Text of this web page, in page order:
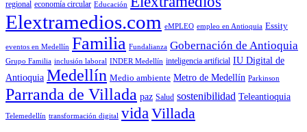
regional economía circular Educación
Elextramedios.com eMPLEO empleo en Antioquia Essity
eventos en Medellín Familia Fundalianza Gobernación de Antioquia
Grupo Familia inclusión laboral INDER Medellín inteligencia artificial IU Digital de
Antioquia Medellín Medio ambiente Metro de Medellín Parkinson
Parranda de Villada paz Salud sostenibilidad Teleantioquia
Telemedellín transformación digital vida Villada